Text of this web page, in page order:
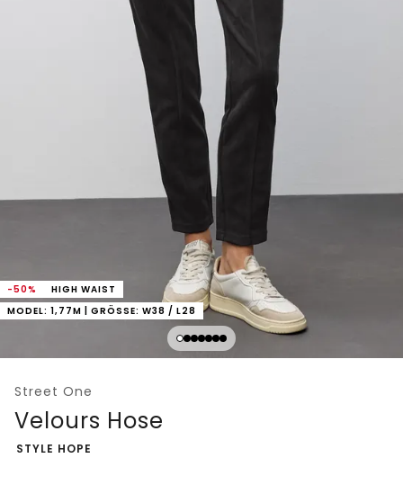
-50%
HIGH WAIST
MODEL: 1,77M | GRÖSSE: W38 / L28
Street One
Velours Hose
-
STYLE HOPE